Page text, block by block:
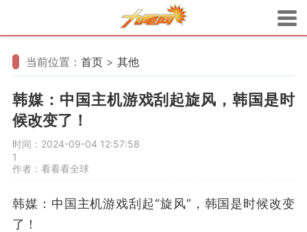
当前位置： 首页 > 其他
韩媒：中国主机游戏刮起旋风，韩国是时
候改变了！
时间：2024-09-04 12:57:58
1
作者：看看看全球
韩媒：中国主机游戏刮起“旋风”，韩国是时候改变
了！